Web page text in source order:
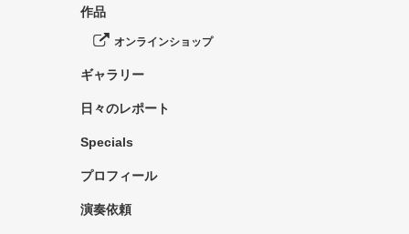
作品
オンラインショップ
ギャラリー
日々のレポート
Specials
プロフィール
演奏依頼